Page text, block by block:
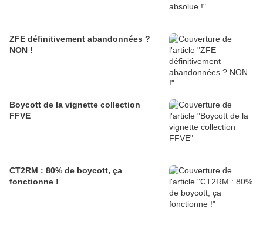
ZFE définitivement abandonnées ?
NON !
Boycott de la vignette collection
FFVE
CT2RM : 80% de boycott, ça
fonctionne !